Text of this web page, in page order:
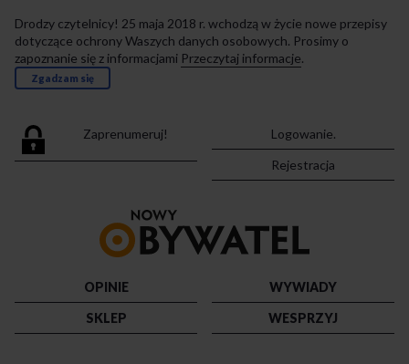
Drodzy czytelnicy! 25 maja 2018 r. wchodzą w życie nowe przepisy
dotyczące ochrony Waszych danych osobowych. Prosimy o
zapoznanie się z informacjami Przeczytaj informacje.
Zgadzam się
Zaprenumeruj!
Logowanie.
Rejestracja
strony
OPINIE
WYWIADY
SKLEP
WESPRZYJ